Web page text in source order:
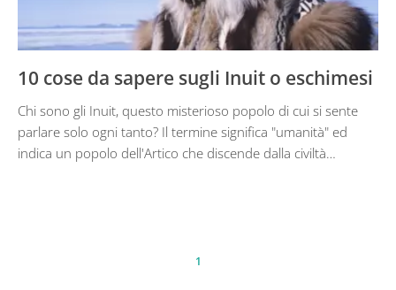
10 cose da sapere sugli Inuit o eschimesi
Chi sono gli Inuit, questo misterioso popolo di cui si sente
parlare solo ogni tanto? Il termine significa "umanità" ed
indica un popolo dell'Artico che discende dalla civiltà…
1